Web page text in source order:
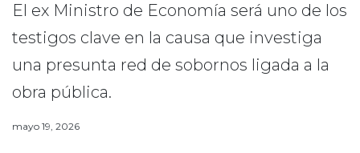
El ex Ministro de Economía será uno de los
testigos clave en la causa que investiga
una presunta red de sobornos ligada a la
obra pública.
mayo 19, 2026